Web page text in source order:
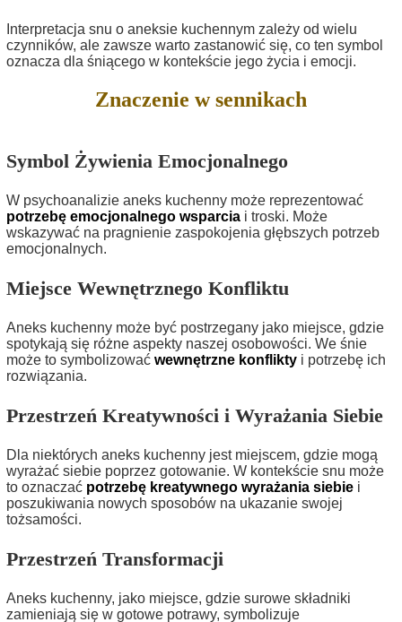
Interpretacja snu o aneksie kuchennym zależy od wielu
czynników, ale zawsze warto zastanowić się, co ten symbol
oznacza dla śniącego w kontekście jego życia i emocji.
Znaczenie w sennikach
Symbol Żywienia Emocjonalnego
W psychoanalizie aneks kuchenny może reprezentować
potrzebę emocjonalnego wsparcia i troski. Może
wskazywać na pragnienie zaspokojenia głębszych potrzeb
emocjonalnych.
Miejsce Wewnętrznego Konfliktu
Aneks kuchenny może być postrzegany jako miejsce, gdzie
spotykają się różne aspekty naszej osobowości. We śnie
może to symbolizować wewnętrzne konflikty i potrzebę ich
rozwiązania.
Przestrzeń Kreatywności i Wyrażania Siebie
Dla niektórych aneks kuchenny jest miejscem, gdzie mogą
wyrażać siebie poprzez gotowanie. W kontekście snu może
to oznaczać potrzebę kreatywnego wyrażania siebie i
poszukiwania nowych sposobów na ukazanie swojej
tożsamości.
Przestrzeń Transformacji
Aneks kuchenny, jako miejsce, gdzie surowe składniki
zamieniają się w gotowe potrawy, symbolizuje